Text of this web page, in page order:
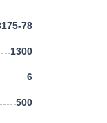
78
1300
6
500